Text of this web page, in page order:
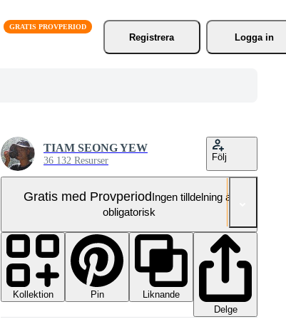
Registrera
Logga in
TIAM SEONG YEW
36 132 Resurser Följ
Gratis med ProvperiodIngen tilldelning är
obligatorisk
Kollektion Pin
Liknande
Delge